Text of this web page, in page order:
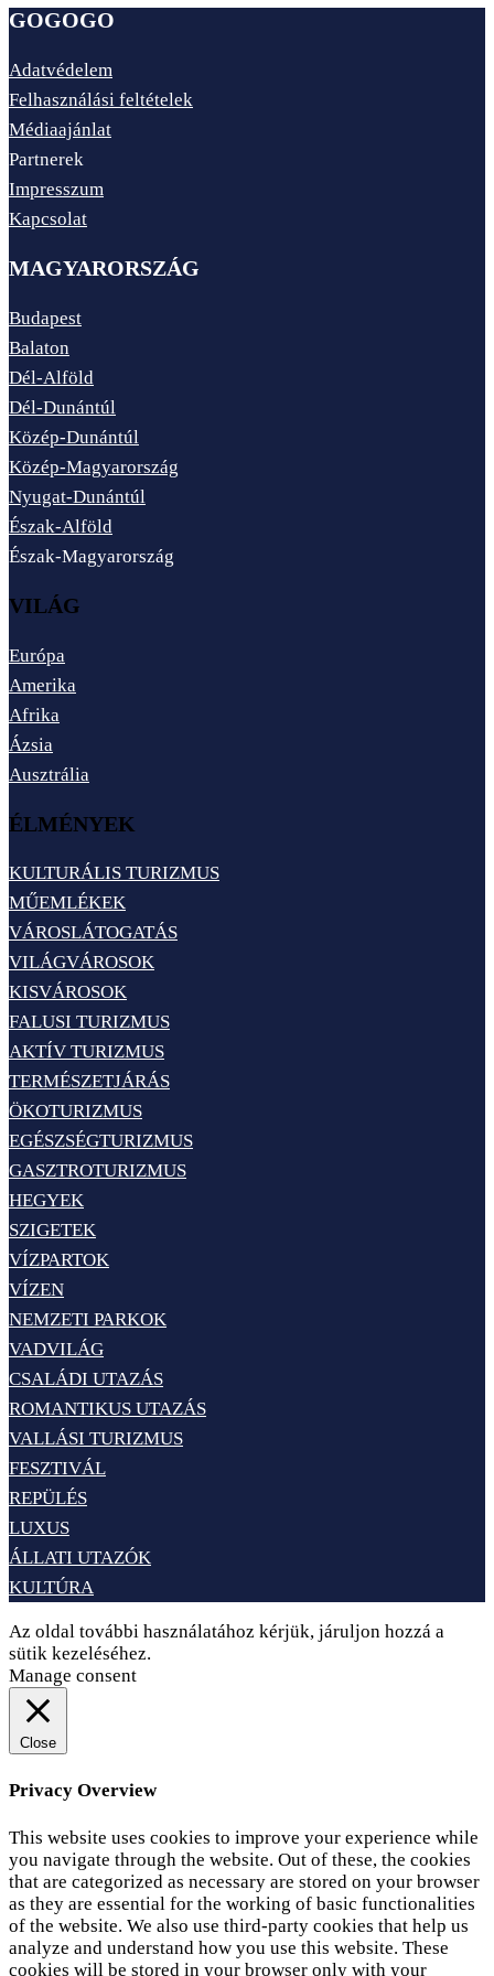
GOGOGO
Adatvédelem
Felhasználási feltételek
Médiaajánlat
Partnerek
Impresszum
Kapcsolat
MAGYARORSZÁG
Budapest
Balaton
Dél-Alföld
Dél-Dunántúl
Közép-Dunántúl
Közép-Magyarország
Nyugat-Dunántúl
Észak-Alföld
Észak-Magyarország
VILÁG
Európa
Amerika
Afrika
Ázsia
Ausztrália
ÉLMÉNYEK
KULTURÁLIS TURIZMUS
MŰEMLÉKEK
VÁROSLÁTOGATÁS
VILÁGVÁROSOK
KISVÁROSOK
FALUSI TURIZMUS
AKTÍV TURIZMUS
TERMÉSZETJÁRÁS
ÖKOTURIZMUS
EGÉSZSÉGTURIZMUS
GASZTROTURIZMUS
HEGYEK
SZIGETEK
VÍZPARTOK
VÍZEN
NEMZETI PARKOK
VADVILÁG
CSALÁDI UTAZÁS
ROMANTIKUS UTAZÁS
VALLÁSI TURIZMUS
FESZTIVÁL
REPÜLÉS
LUXUS
ÁLLATI UTAZÓK
KULTÚRA
Az oldal további használatához kérjük, járuljon hozzá a
sütik kezeléséhez.
Manage consent
Close
Privacy Overview
This website uses cookies to improve your experience while
you navigate through the website. Out of these, the cookies
that are categorized as necessary are stored on your browser
as they are essential for the working of basic functionalities
of the website. We also use third-party cookies that help us
analyze and understand how you use this website. These
cookies will be stored in your browser only with your